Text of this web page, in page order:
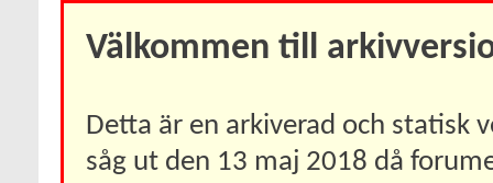
Välkommen till
Detta är en arkiverad och statisk
såg ut den 13 maj 2018 då